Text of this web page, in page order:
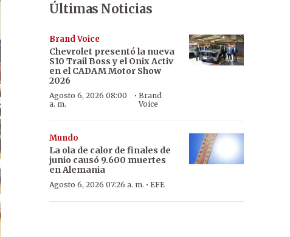
Últimas Noticias
Brand Voice
Chevrolet presentó la nueva
S10 Trail Boss y el Onix Activ
en el CADAM Motor Show
2026
Agosto 6, 2026 08:00
a. m.
·Brand
Voice
Mundo
La ola de calor de finales de
junio causó 9.600 muertes
en Alemania
Agosto 6, 2026 07:26 a. m. · EFE